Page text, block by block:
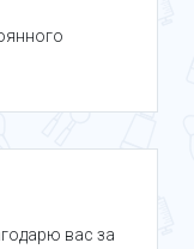
вас за